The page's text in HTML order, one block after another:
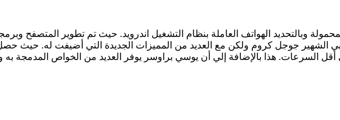
وبالتحديد الهواتف العاملة بنظام التشغيل اندرويد. حيث تم تطوير المتصفح
السرعات. هذا بالإضافة إلي أن يوسي براوسر يوفر العديد من الخواص المدمجة به